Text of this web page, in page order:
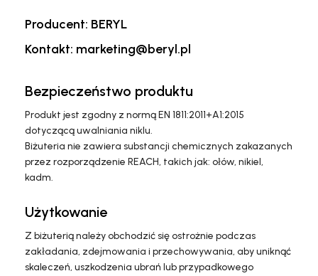
Producent: BERYL
Kontakt: marketing@beryl.pl
Bezpieczeństwo produktu
Produkt jest zgodny z normą EN 1811:2011+A1:2015
dotyczącą uwalniania niklu.
Biżuteria nie zawiera substancji chemicznych zakazanych
przez rozporządzenie REACH, takich jak: ołów, nikiel,
kadm.
Użytkowanie
Z biżuterią należy obchodzić się ostrożnie podczas
zakładania, zdejmowania i przechowywania, aby uniknąć
skaleczeń, uszkodzenia ubrań lub przypadkowego